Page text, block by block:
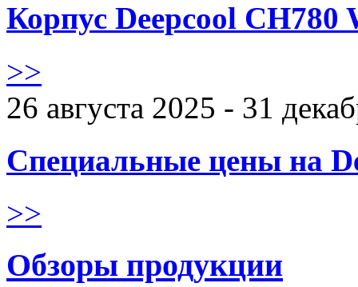
Корпус Deepcool CH780
>>
26 августа 2025 - 31
Специальные цены на
>>
Обзоры продукции